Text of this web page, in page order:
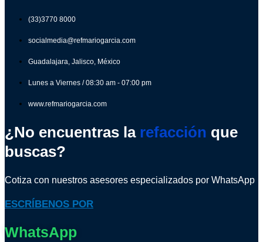
(33)3770 8000
socialmedia@refmariogarcia.com
Guadalajara, Jalisco, México
Lunes a Viernes / 08:30 am - 07:00 pm
www.refmariogarcia.com
¿No encuentras la refacción que
buscas?
Cotiza con nuestros asesores especializados por WhatsApp
ESCRÍBENOS POR
WhatsApp